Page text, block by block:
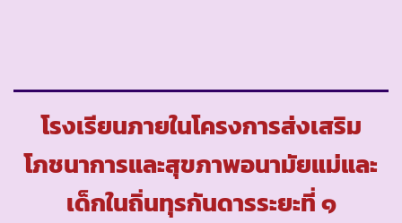
โรงเรียนภายในโครงการส่งเสริม
โภชนาการและสุขภาพอนามัยแม่และ
เด็กในถิ่นทุรกันดารระยะที่ ๑